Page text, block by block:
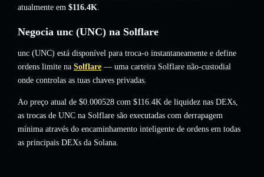
atualmente em $116.4K.
Negocia unc (UNC) na Solflare
unc (UNC) está disponível para troca-o instantaneamente e define
ordens limite na Solflare — uma carteira Solflare não-custodial
onde controlas as tuas chaves privadas.
Ao preço atual de $0.000528 com $116.4K de liquidez nas DEXs,
as trocas de UNC na Solflare são executadas com derrapagem
mínima através do encaminhamento inteligente de ordens em todas
as principais DEXs da Solana.